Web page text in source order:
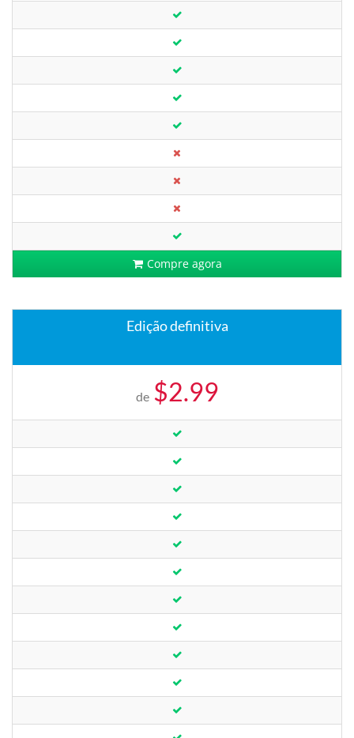
Compre agora
Edição definitiva
de $2.99